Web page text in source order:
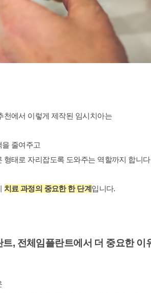
천에서 이렇게 제작된 임시치아는
줄여주고
형태로 자리잡도록 도와주는 역할까지 합니
치료 과정의 중요한 한 단계입니다.
트, 전체임플란트에서 더 중요한 이